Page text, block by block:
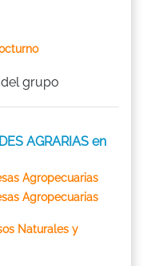
grupo
AGRARIAS en
Agropecuarias
Agropecuarias
Naturales y